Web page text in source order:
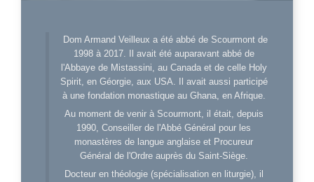
Dom Armand Veilleux a été abbé de Scourmont de
1998 à 2017. Il avait été auparavant abbé de
l'Abbaye de Mistassini, au Canada et de celle Holy
Spirit, en Géorgie, aux USA. Il avait aussi participé
à une fondation monastique au Ghana, en Afrique.
Au moment de venir à Scourmont, il était, depuis
1990, Conseiller de l'Abbé Général pour les
monastères de langue anglaise et Procureur
Général de l'Ordre auprès du Saint-Siège.
Docteur en théologie (spécialisation en liturgie), il